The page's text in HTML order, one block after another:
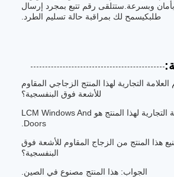
وبسرعة.ستتلقى رقم تتبع بمجرد إرسال
طلبكيسمح لك بمراقبة حالة تسليم الطرد.
التجارية لهذا المنتج الزجاجي المقاوم
للأشعة فوق البنفسجية؟
الجواب: اسم العلامة التجارية لهذا المنتج هو LCM Windows And
Doors.
هذا المنتج من الزجاج المقاوم للأشعة فوق
البنفسجية؟
الجواب: هذا المنتج مصنوع في الصين.